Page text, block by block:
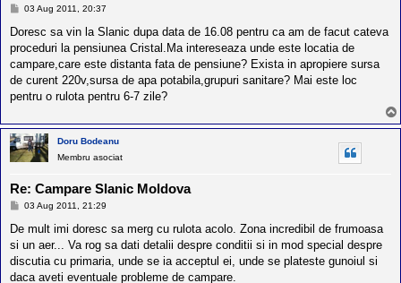
M
s
j
03 Aug 2011, 20:37
Doresc sa vin la Slanic dupa data de 16.08 pentru ca am de facut cateva
proceduri la pensiunea Cristal.Ma intereseaza unde este locatia de
campare,care este distanta fata de pensiune? Exista in apropiere sursa
de curent 220v,sursa de apa potabila,grupuri sanitare? Mai este loc
pentru o rulota pentru 6-7 zile?
Doru Bodeanu
Membru asociat
Re: Campare Slanic Moldova
M
s
03 Aug 2011, 21:29
De mult imi doresc sa merg cu rulota acolo. Zona incredibil de frumoasa
si un aer... Va rog sa dati detalii despre conditii si in mod special despre
discutia cu primaria, unde se ia acceptul ei, unde se plateste gunoiul si
daca aveti eventuale probleme de campare.